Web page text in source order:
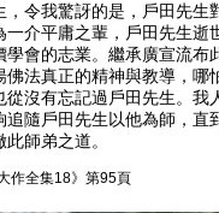
，令我驚訝的是，戶田先生
一介平庸之輩，戶田先生逝
學會的志業。繼承廣宣流布
佛法真正的精神與教導，哪
從沒有忘記過戶田先生。我
追隨戶田先生以他為師，直
師弟之道。
作全集18》第95頁